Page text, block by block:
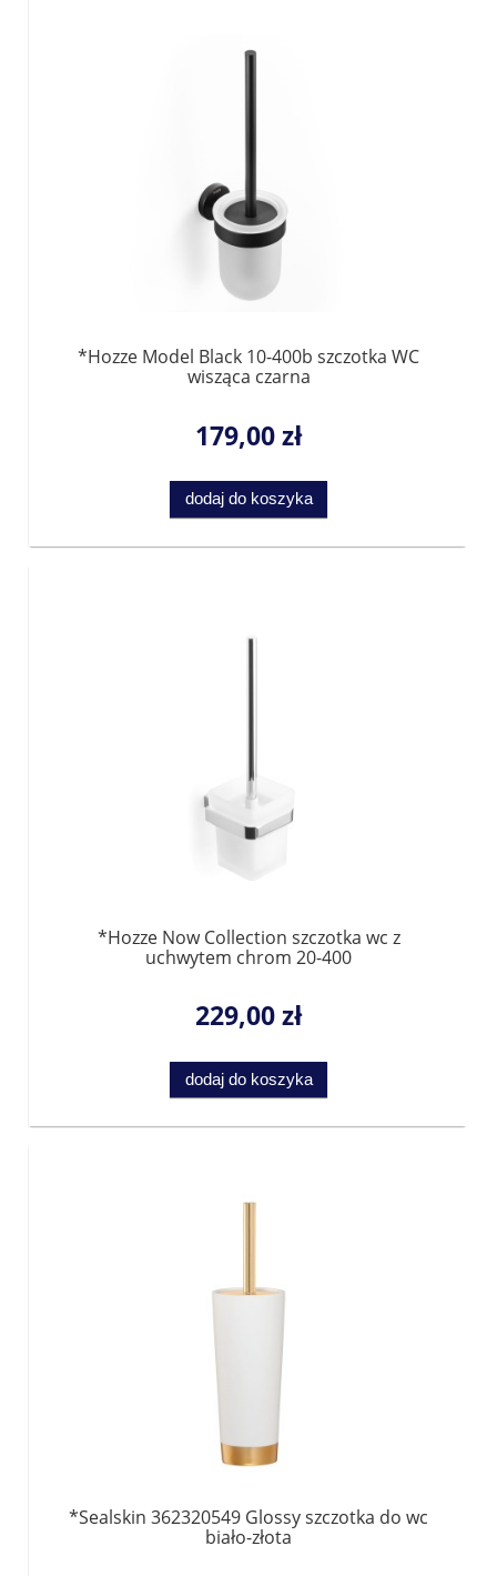
*Hozze Model Black 10-400b szczotka WC
wisząca czarna
179,00 zł
dodaj do koszyka
*Hozze Now Collection szczotka wc z
uchwytem chrom 20-400
229,00 zł
dodaj do koszyka
*Sealskin 362320549 Glossy szczotka do wc
biało-złota